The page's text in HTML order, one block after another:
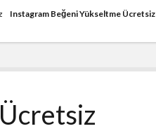
Instagram Beğeni Yükseltme Ücretsiz